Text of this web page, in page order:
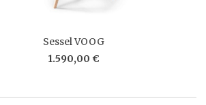
Sessel VOOG
1.590,00 €